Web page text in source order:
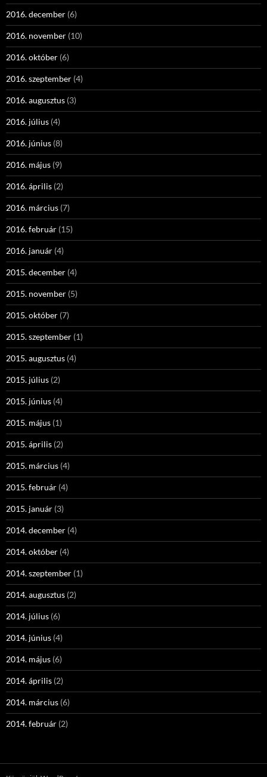
2016. december (6)
2016. november (10)
2016. október (6)
2016. szeptember (4)
2016. augusztus (3)
2016. július (4)
2016. június (8)
2016. május (9)
2016. április (2)
2016. március (7)
2016. február (15)
2016. január (4)
2015. december (4)
2015. november (5)
2015. október (7)
2015. szeptember (1)
2015. augusztus (4)
2015. július (2)
2015. június (4)
2015. május (1)
2015. április (2)
2015. március (4)
2015. február (4)
2015. január (3)
2014. december (4)
2014. október (4)
2014. szeptember (1)
2014. augusztus (2)
2014. július (6)
2014. június (4)
2014. május (6)
2014. április (2)
2014. március (6)
2014. február (2)